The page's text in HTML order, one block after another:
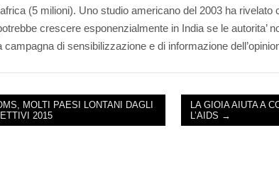
(5 milioni). Uno studio americano del 2003 ha rivelato
crescere esponenzialmente in India se le autorita’
campagna di sensibilizzazione e di informazione
NAVIGATION
MOLTI PAESI LONTANI DAGLI
2015
LA GIOIA AIUTA A
L’AIDS →